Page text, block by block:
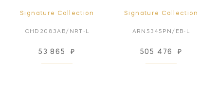
Signature Collection
CHD2083AB/NRT-L
53 865 ₽
Signature Collection
ARN5345PN/EB-L
505 476 ₽